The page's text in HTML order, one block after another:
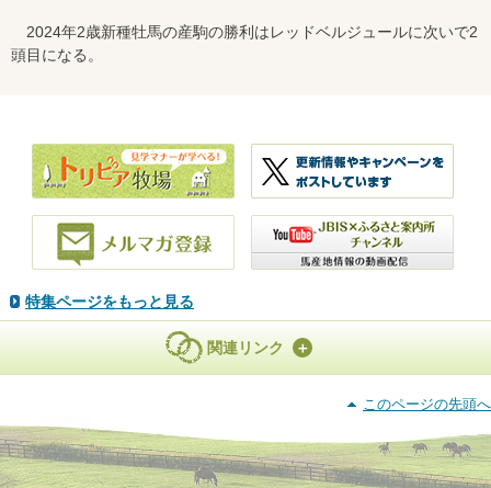
2024年2歳新種牡馬の産駒の勝利はレッドベルジュールに次いで2
頭目になる。
特集ページをもっと見る
関連リンク
このページの先頭へ